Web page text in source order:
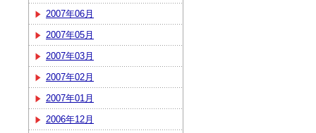
2007年06月
2007年05月
2007年03月
2007年02月
2007年01月
2006年12月